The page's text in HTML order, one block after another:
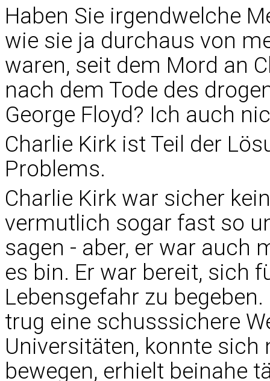
Haben Sie irgendwelche
wie sie ja durchaus von
waren, seit dem Mord an
nach dem Tode des
George Floyd? Ich auch
Charlie Kirk ist Teil der
Problems.
Charlie Kirk war sicher
vermutlich sogar fast so
sagen - aber, er war auch
es bin. Er war bereit, sich
Lebensgefahr zu
trug eine schusssichere
Universitäten, konnte
bewegen, erhielt beinahe